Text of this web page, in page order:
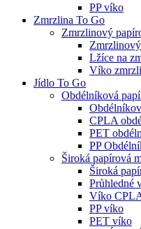
PP víko
Zmrzlina To Go
Zmrzlinový
Lžíce na
Víko
Jídlo To Go
Obdélníková
CPLA
PET
PP
Široká papírová
Široká
Průhledné
Víko
PP víko
PET víko